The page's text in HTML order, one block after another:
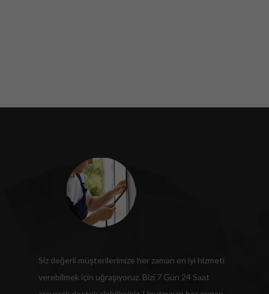
Siz değerli müşterilerimize her zaman en iyi hizmeti
verebilmek için uğraşıyoruz. Bizi 7 Gün 24 Saat